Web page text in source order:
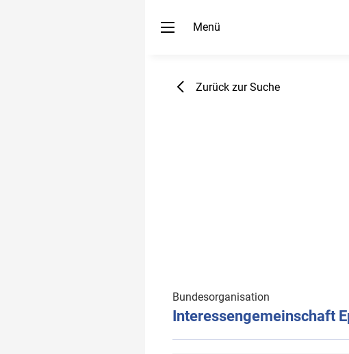
Menü
Zurück zur Suche
Bundesorganisation
Interessengemeinschaft